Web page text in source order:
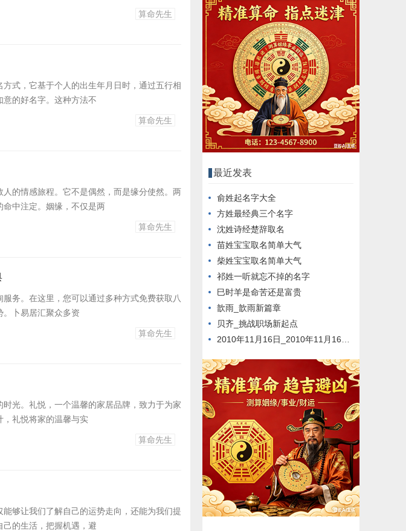
算命先生
式，它基于个人的出生年月日时，通过五行相
的好名字。这种方法不
算命先生
的情感旅程。它不是偶然，而是缘分使然。两
中注定。姻缘，不仅是两
算命先生
务。在这里，您可以通过多种方式免费获取八
卜易居汇聚众多资
算命先生
光。礼悦，一个温馨的家居品牌，致力于为家
礼悦将家的温馨与实
算命先生
够让我们了解自己的运势走向，还能为我们提
的生活，把握机遇，避
最近发表
俞姓起名字大全
方姓最经典三个名字
沈姓诗经楚辞取名
苗姓宝宝取名简单大气
柴姓宝宝取名简单大气
祁姓一听就忘不掉的名字
巳时羊是命苦还是富贵
歆雨_歆雨新篇章
贝齐_挑战职场新起点
2010年11月16日_2010年11月16日新闻回顾